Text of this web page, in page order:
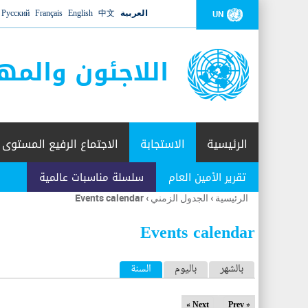
UN العربية 中文
English
Français
Русский
اللاجئون
الرئيسية الاستجابة
تقرير الأمين العام سلسلة مناسبات عالمية
الاجتماع الرفيع المستوى
أنت
هنا
الرئيسية › الجدول الزمني ›
Events calendar
Events calendar
ا
ل
بالشهر باليوم السنة (علامة التبويب النشطة)